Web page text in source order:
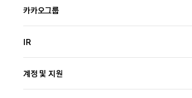
카카오그룹
IR
계정 및 지원